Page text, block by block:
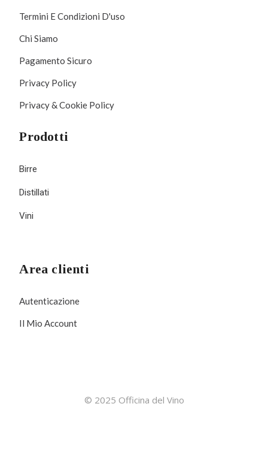
Termini E Condizioni D'uso
Chi Siamo
Pagamento Sicuro
Privacy Policy
Privacy & Cookie Policy
Prodotti
Birre
Distillati
Vini
Area clienti
Autenticazione
Il Mio Account
© 2025 Officina del Vino